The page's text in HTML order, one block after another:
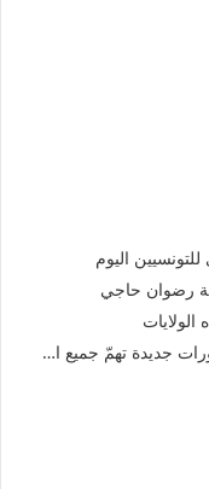
اليوم
رضوان حاجي
جميع الأولياء والتلاميذ